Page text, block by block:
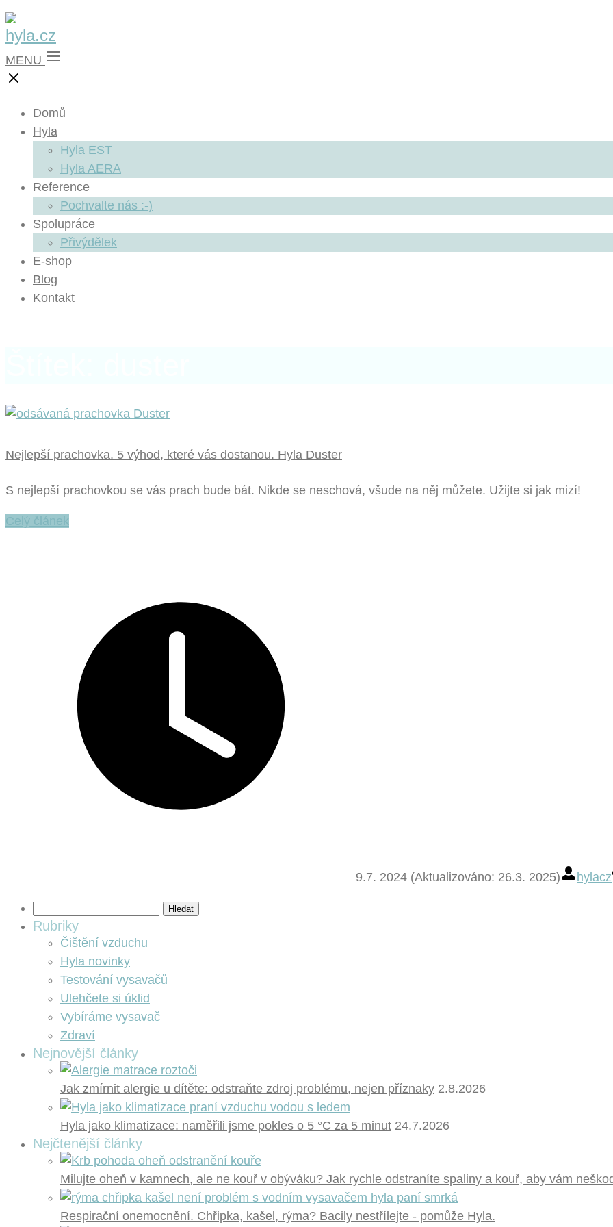
MENU
Domů
Hyla
Hyla EST
Hyla AERA
Reference
Pochvalte nás :-)
Spolupráce
Přivýdělek
E-shop
Blog
Kontakt
Nejlepší prachovka. 5 výhod, které vás dostanou. Hyla Duster
S nejlepší prachovkou se vás prach bude bát. Nikde se neschová, všude na něj můžete. Užijte si jak mizí!
Celý článek
9.7. 2024 (Aktualizováno: 26.3. 2025) hylacz
Rubriky
Čištění vzduchu
Hyla novinky
Testování vysavačů
Ulehčete si úklid
Vybíráme vysavač
Zdraví
Nejnovější články
Jak zmírnit alergie u dítěte: odstraňte zdroj problému, nejen příznaky 2.8.2026
Hyla jako klimatizace: naměřili jsme pokles o 5 °C za 5 minut 24.7.2026
Nejčtenější články
Milujte oheň v kamnech, ale ne kouř v obýváku? Jak rychle odstraníte spaliny a kouř, aby vám
Respirační onemocnění. Chřipka, kašel, rýma? Bacily nestřílejte - pomůže Hyla.